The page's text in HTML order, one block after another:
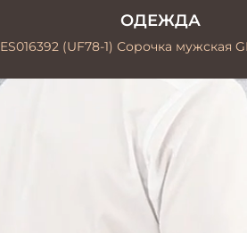
ОДЕЖДА
ES016392 (UF78-1) Сорочка мужская